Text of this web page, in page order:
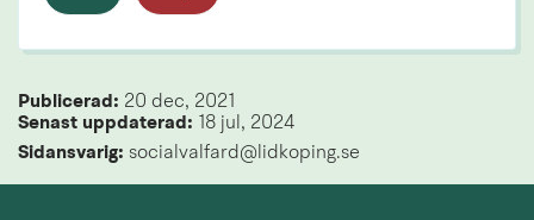
Publicerad: 20 dec, 2021
Senast uppdaterad:
18 jul, 2024
Sidansvarig: socialvalfard@lidkoping.se